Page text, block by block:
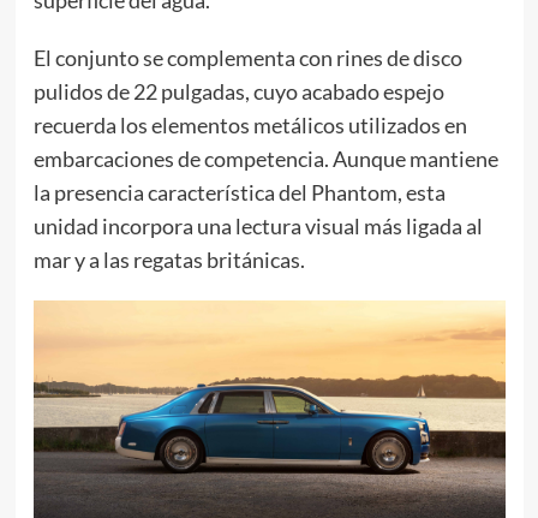
El conjunto se complementa con rines de disco
pulidos de 22 pulgadas, cuyo acabado espejo
recuerda los elementos metálicos utilizados en
embarcaciones de competencia. Aunque mantiene
la presencia característica del Phantom, esta
unidad incorpora una lectura visual más ligada al
mar y a las regatas británicas.